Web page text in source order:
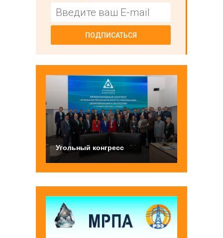
ПОДПИСАТЬСЯ
Угольный конгресс